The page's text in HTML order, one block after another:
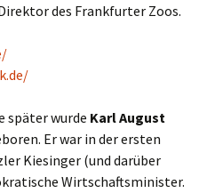
des Frankfurter Zoos.
später wurde Karl August
Er war in der ersten
Kiesinger (und darüber
Wirtschaftsminister.